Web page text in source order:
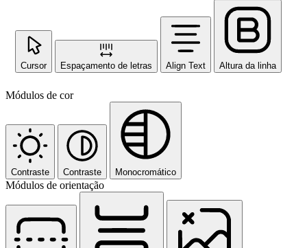
Cursor Espaçamento de letras Align Text Altura da linha
Módulos de cor
Contraste Contraste Monocromático
Módulos de orientação